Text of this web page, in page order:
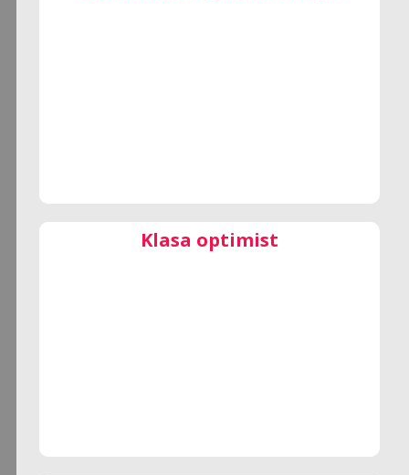
Klasa optimist